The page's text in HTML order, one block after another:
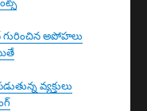
గురించిన అపోహలు
వ్యక్తులు